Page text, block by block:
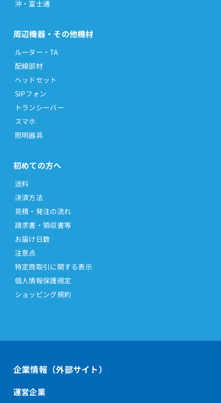
沖・富士通
周辺機器・その他機材
ルーター・TA
配線部材
ヘッドセット
SIPフォン
トランシーバー
スマホ
照明器具
初めての方へ
送料
決済方法
見積・発注の流れ
請求書・領収書等
お届け日数
注意点
特定商取引に関する表示
個人情報保護規定
ショッピング規約
企業情報（外部サイト）
運営企業